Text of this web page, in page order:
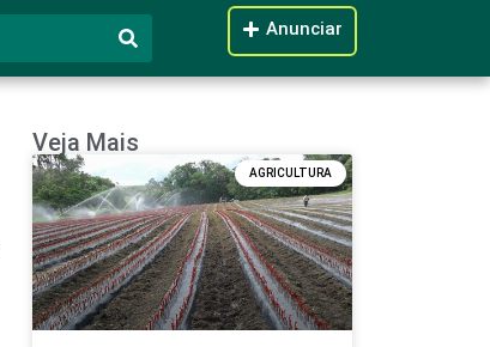
Anunciar
Veja Mais
AGRICULTURA